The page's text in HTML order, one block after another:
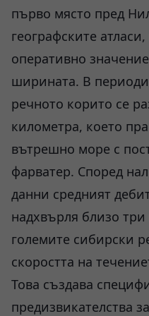
първо място пред
географските
оперативно
ширината. В
речното корито се
километра, което
вътрешно море с
фарватер. Според
данни средният
надхвърля близо
големите сибирски
скоростта на
Това създава
предизвикателства